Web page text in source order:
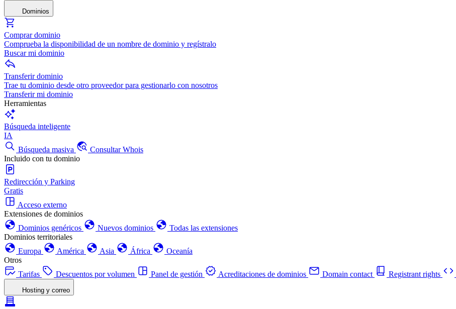
Dominios
Comprar dominio
Comprueba la disponibilidad de un nombre de dominio y regístralo
Buscar mi dominio
Transferir dominio
Trae tu dominio desde otro proveedor para gestionarlo con nosotros
Transferir mi dominio
Herramientas
Búsqueda inteligente
IA
Búsqueda masiva
Consultar Whois
Incluido con tu dominio
Redirección y Parking
Gratis
Acceso externo
Extensiones de dominios
Dominios genéricos
Nuevos dominios
Todas las extensiones
Dominios territoriales
Europa
América Asia África
Oceanía
Otros
Tarifas
Descuentos por volumen Panel de gestión Acreditaciones de dominios Domain contact Registrant rights
Hosting y correo